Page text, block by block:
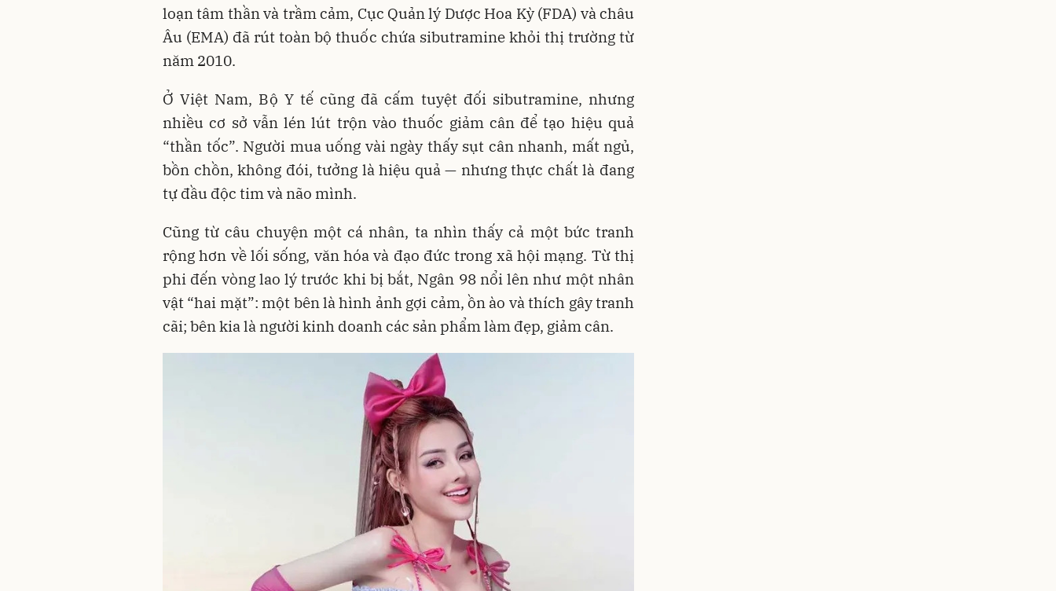
loạn tâm thần và trầm cảm, Cục Quản lý Dược Hoa Kỳ (FDA) và châu
Âu (EMA) đã rút toàn bộ thuốc chứa sibutramine khỏi thị trường từ
năm 2010.
Ở Việt Nam, Bộ Y tế cũng đã cấm tuyệt đối sibutramine, nhưng
nhiều cơ sở vẫn lén lút trộn vào thuốc giảm cân để tạo hiệu quả
“thần tốc”. Người mua uống vài ngày thấy sụt cân nhanh, mất ngủ,
bồn chồn, không đói, tưởng là hiệu quả — nhưng thực chất là đang
tự đầu độc tim và não mình.
Cũng từ câu chuyện một cá nhân, ta nhìn thấy cả một bức tranh
rộng hơn về lối sống, văn hóa và đạo đức trong xã hội mạng. Từ thị
phi đến vòng lao lý trước khi bị bắt, Ngân 98 nổi lên như một nhân
vật “hai mặt”: một bên là hình ảnh gợi cảm, ồn ào và thích gây tranh
cãi; bên kia là người kinh doanh các sản phẩm làm đẹp, giảm cân.